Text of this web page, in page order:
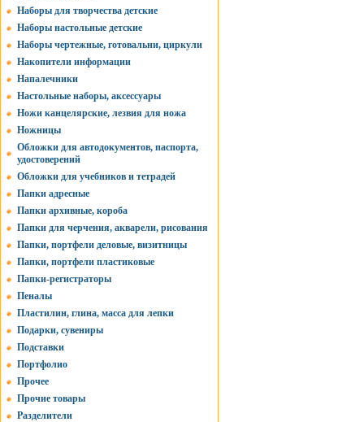
Наборы для творчества детские
Наборы настольные детские
Наборы чертежные, готовальни, циркули
Накопители информации
Напалечники
Настольные наборы, аксессуары
Ножи канцелярские, лезвия для ножа
Ножницы
Обложки для автодокументов, паспорта,
удостоверений
Обложки для учебников и тетрадей
Папки адресные
Папки архивные, короба
Папки для черчения, акварели, рисования
Папки, портфели деловые, визитницы
Папки, портфели пластиковые
Папки-регистраторы
Пеналы
Пластилин, глина, масса для лепки
Подарки, сувениры
Подставки
Портфолио
Прочее
Прочие товары
Разделители